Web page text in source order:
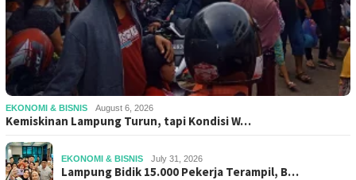
EKONOMI & BISNIS August 6, 2026
Kemiskinan Lampung Turun, tapi Kondisi W…
EKONOMI & BISNIS July 31, 2026
Lampung Bidik 15.000 Pekerja Terampil, B…